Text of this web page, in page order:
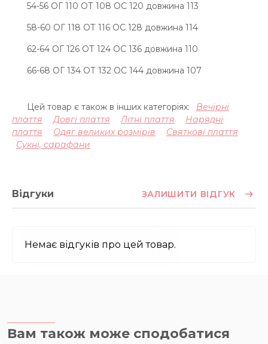
54-56 ОГ 110 ОТ 108 OC 120 довжина 113
58-60 ОГ 118 ОТ 116 OC 128 довжина 114
62-64 ОГ 126 ОТ 124 OC 136 довжина 110
66-68 ОГ 134 ОТ 132 OC 144 довжина 107
Цей товар є також в інших категоріях:
Вечірні
плаття
Довгі плаття Літні плаття
Нарядні
плаття
Одяг великих розмірів
Святкові плаття
Сукні, сарафани
Відгуки ЗАЛИШИТИ ВІДГУК
Немає відгуків про цей товар.
Вам також може сподобатися